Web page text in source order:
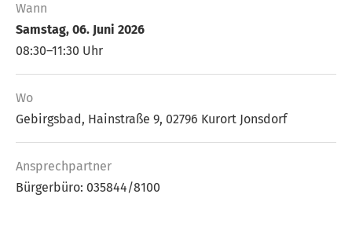
Wann
Samstag, 06. Juni 2026
08:30–11:30 Uhr
Wo
Gebirgsbad, Hainstraße 9, 02796 Kurort Jonsdorf
Ansprech­partner
Bürgerbüro: 035844/8100